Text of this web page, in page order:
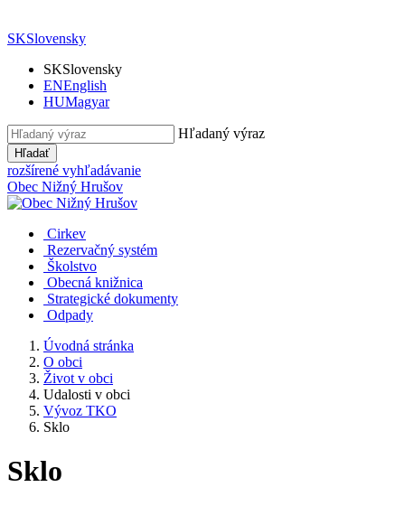
SKSlovensky
SKSlovensky
ENEnglish
HUMagyar
Hľadaný výraz
Hľadať
rozšírené vyhľadávanie
Obec Nižný Hrušov
Cirkev
Rezervačný systém
Školstvo
Obecná knižnica
Strategické dokumenty
Odpady
Úvodná stránka
O obci
Život v obci
Udalosti v obci
Vývoz TKO
Sklo
Sklo